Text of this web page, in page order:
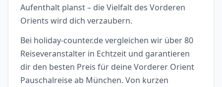
Aufenthalt planst – die Vielfalt des Vorderen
Orients wird dich verzaubern.
Bei holiday-counter.de vergleichen wir über 80
Reiseveranstalter in Echtzeit und garantieren
dir den besten Preis für deine Vorderer Orient
Pauschalreise ab München. Von kurzen